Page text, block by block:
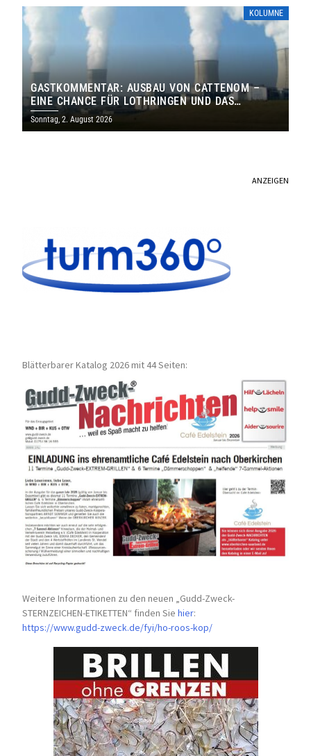
KOLUMNE
GASTKOMMENTAR: AUSBAU VON CATTENOM –
EINE CHANCE FÜR LOTHRINGEN UND DAS
SAARLAND
Sonntag, 2. August 2026
ANZEIGEN
Blätterbarer Katalog 2026 mit 44 Seiten:
Weitere Informationen zu den neuen „Gudd-Zweck-
STERNZEICHEN-ETIKETTEN“ finden Siehier:
https://www.gudd-zweck.de/fyi/ho-roos-kop/